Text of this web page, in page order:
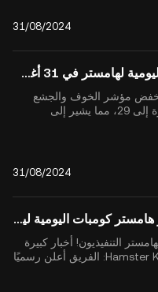
الذي تأجل من موعده الأصلي
أكبر عمليات التوزيع المجا...
31/08/2024
شفرة القتال اليومية لهامستر في 31 أغسطس 2024
مؤشر الخوف والجشع
للعملات المشفرة إلى 29، مما يشير إلى
لاعبو هامستر كومبات وضع
مع التركيز على زيادة أرباحهم
داخل اللعبة قبل الحدث المنتظر بشدة $HMSTR
31/08/2024
بطاقات كومبو هامستر كومبات اليومية ليوم 30 أغسطس 2024
التنفيذيون! أخبار كبيرة
لمجتمع Hamster Kombat: الفريق أعلن رسميًا